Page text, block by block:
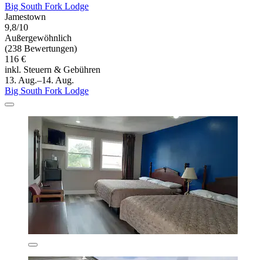
Big South Fork Lodge
Jamestown
9,8/10
Außergewöhnlich
(238 Bewertungen)
116 €
inkl. Steuern & Gebühren
13. Aug.–14. Aug.
Big South Fork Lodge